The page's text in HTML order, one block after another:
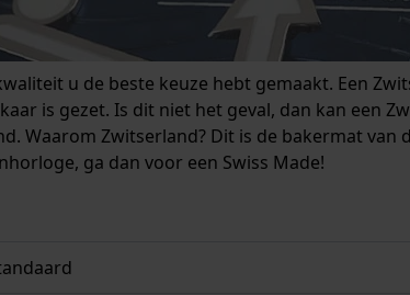
u de beste keuze hebt gemaakt. Een
is gezet. Is dit niet het geval, dan kan een
Waarom Zwitserland? Dit is de bakermat van
ga dan voor een Swiss Made!